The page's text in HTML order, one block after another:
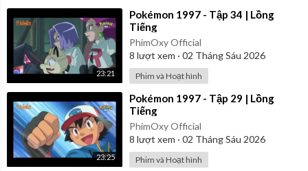
23:21
⁣Pokémon 1997 - Tập 34 | Lồng
Tiếng
PhimOxy Official
8 lượt xem · 02 Tháng Sáu 2026
Phim và Hoạt hình
23:25
⁣Pokémon 1997 - Tập 29 | Lồng
Tiếng
PhimOxy Official
8 lượt xem · 02 Tháng Sáu 2026
Phim và Hoạt hình